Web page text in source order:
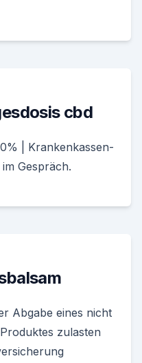
cbd
| Krankenkassen-
Gespräch.
Abgabe eines nicht
zulasten